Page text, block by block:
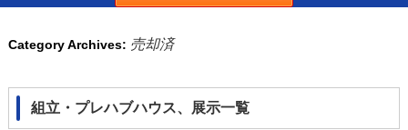
Category Archives: 売却済
組立・プレハブハウス、展示一覧